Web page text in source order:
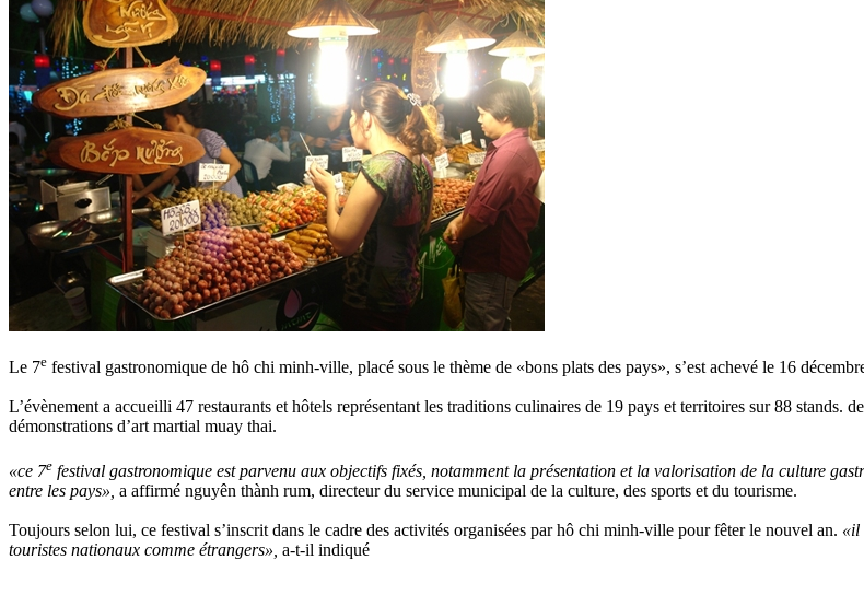
Le 7e festival gastronomique de hô chi minh-ville, placé sous le thème de «bons plats des pays», s’est achevé le 16
L’évènement a accueilli 47 restaurants et hôtels représentant les traditions culinaires de 19 pays et territoires sur 88 stands.
démonstrations d’art martial muay thai.
«ce 7e festival gastronomique est parvenu aux objectifs fixés, notamment la présentation et la valorisation de la culture
entre les pays», a affirmé nguyên thành rum, directeur du service municipal de la culture, des sports et du tourisme.
Toujours selon lui, ce festival s’inscrit dans le cadre des activités organisées par hô chi minh-ville pour fêter le nouvel an. «il
touristes nationaux comme étrangers», a-t-il indiqué